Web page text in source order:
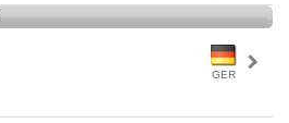
GER